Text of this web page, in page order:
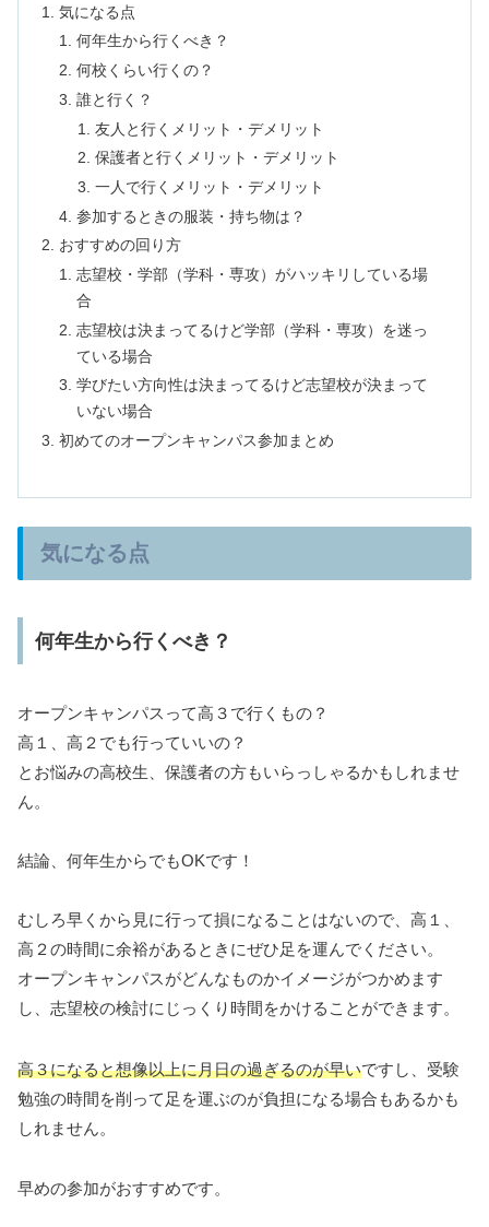
気になる点
何年生から行くべき？
何校くらい行くの？
誰と行く？
友人と行くメリット・デメリット
保護者と行くメリット・デメリット
一人で行くメリット・デメリット
参加するときの服装・持ち物は？
おすすめの回り方
志望校・学部（学科・専攻）がハッキリしている場
合
志望校は決まってるけど学部（学科・専攻）を迷っ
ている場合
学びたい方向性は決まってるけど志望校が決まって
いない場合
初めてのオープンキャンパス参加まとめ
気になる点
何年生から行くべき？
オープンキャンパスって高３で行くもの？
高１、高２でも行っていいの？
とお悩みの高校生、保護者の方もいらっしゃるかもしれませ
ん。
結論、何年生からでもOKです！
むしろ早くから見に行って損になることはないので、高１、
高２の時間に余裕があるときにぜひ足を運んでください。
オープンキャンパスがどんなものかイメージがつかめます
し、志望校の検討にじっくり時間をかけることができます。
高３になると想像以上に月日の過ぎるのが早いですし、受験
勉強の時間を削って足を運ぶのが負担になる場合もあるかも
しれません。
早めの参加がおすすめです。